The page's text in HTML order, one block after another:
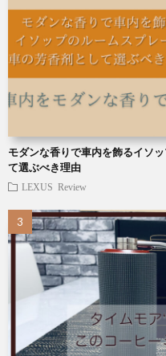
モダンな香りで車内を飾るイソ
て選ぶべき理由
LEXUS Review